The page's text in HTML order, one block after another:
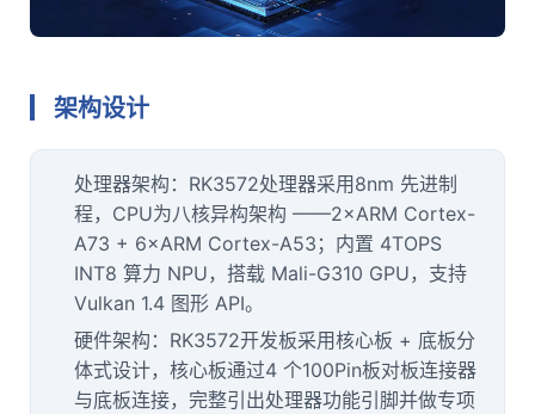
架构设计
处理器架构：RK3572处理器采用8nm 先进制
程，CPU为八核异构架构 ——2×ARM Cortex-
A73 + 6×ARM Cortex-A53；内置 4TOPS
INT8 算力 NPU，搭载 Mali-G310 GPU，支持
Vulkan 1.4 图形 API。
硬件架构：RK3572开发板采用核心板 + 底板分
体式设计，核心板通过4 个100Pin板对板连接器
与底板连接，完整引出处理器功能引脚并做专项